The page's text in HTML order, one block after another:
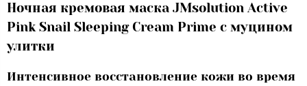
Ночная кремовая маска JMsolution Active
Pink Snail Sleeping Cream Prime с муцином
улитки
Интенсивное восстановление кожи во время